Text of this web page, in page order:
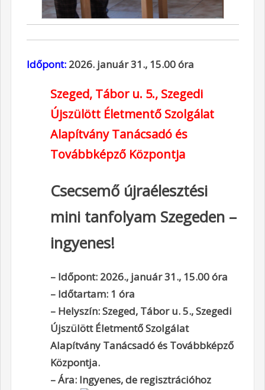
Időpont:2026. január 31., 15.00 óra
Szeged, Tábor u. 5., Szegedi
Újszülött Életmentő Szolgálat
Alapítvány Tanácsadó és
Továbbképző Központja
Csecsemő újraélesztési
mini tanfolyam Szegeden –
ingyenes!
– Időpont: 2026., január 31., 15.00 óra
– Időtartam: 1 óra
– Helyszín: Szeged, Tábor u. 5., Szegedi
Újszülött Életmentő Szolgálat
Alapítvány Tanácsadó és Továbbképző
Központja.
– Ára: Ingyenes, de regisztrációhoz